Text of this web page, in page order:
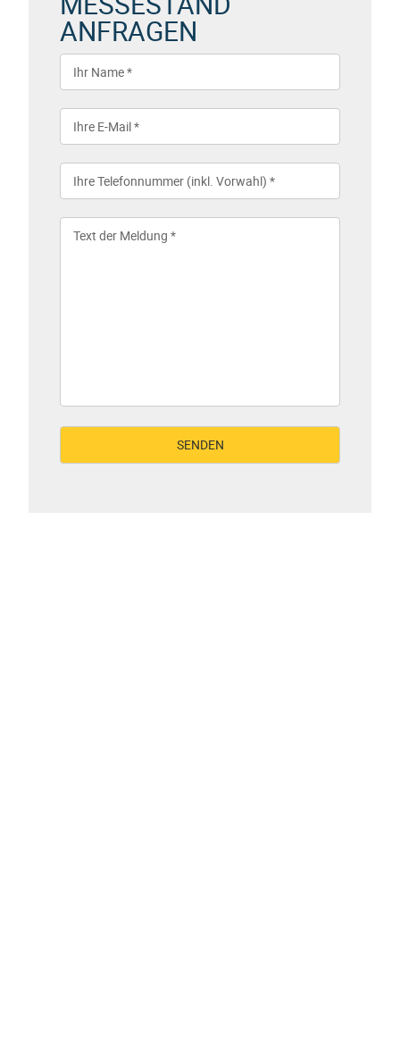
ANFRAGEN